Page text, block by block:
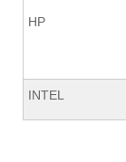
HP
INTEL